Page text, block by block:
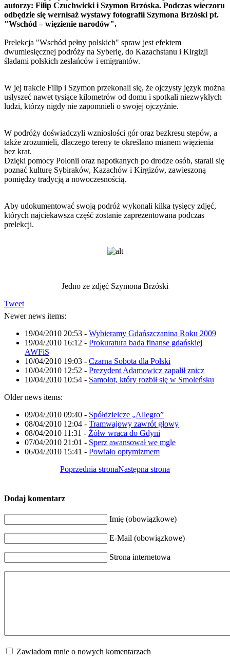
autorzy: Filip Czuchwicki i Szymon Brzóska. Podczas wieczoru
odbędzie się wernisaż wystawy fotografii Szymona Brzóski pt.
"Wschód – więzienie narodów".
Prelekcja "Wschód pełny polskich" spraw jest efektem
dwumiesięcznej podróży na Syberię, do Kazachstanu i Kirgizji
śladami polskich zesłańców i emigrantów.
W jej trakcie Filip i Szymon przekonali się, że ojczysty język można
usłyszeć nawet tysiące kilometrów od domu i spotkali niezwykłych
ludzi, którzy nigdy nie zapomnieli o swojej ojczyźnie.
W podróży doświadczyli wzniosłości gór oraz bezkresu stepów, a
także zrozumieli, dlaczego tereny te określano mianem więzienia
bez krat.
Dzięki pomocy Polonii oraz napotkanych po drodze osób, starali się
poznać kulturę Sybiraków, Kazachów i Kirgizów, zawieszoną
pomiędzy tradycją a nowoczesnością.
Aby udokumentować swoją podróż wykonali kilka tysięcy zdjęć,
których najciekawsza część zostanie zaprezentowana podczas
prelekcji.
Jedno ze zdjęć Szymona Brzóski
Tweet
Newer news items:
19/04/2010 20:53 - Wybieramy Gdańszczanina Roku 2009
19/04/2010 16:12 - Prokuratura bada finanse gdańskiej
AWFiS
10/04/2010 19:03 - Czarna Sobota dla Polski
10/04/2010 12:52 - Prezydent Adamowicz zapalił znicz
10/04/2010 10:54 - Samolot, który rozbił się w Smoleńsku
Older news items:
09/04/2010 09:40 - Spółdzielcze „Allegro”
08/04/2010 12:04 - Tramwajowy zawrót głowy
08/04/2010 11:31 - Żółw wraca do Gdyni
07/04/2010 21:01 - Sperz awansował we mgle
06/04/2010 15:41 - Powiało optymizmem
Poprzednia stronaNastępna strona
Dodaj komentarz
Imię (obowiązkowe)
E-Mail (obowiązkowe)
Strona internetowa
Zawiadom mnie o nowych komentarzach